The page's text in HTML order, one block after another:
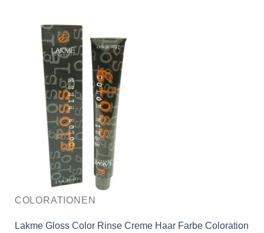
COLORATIONEN
Lakme Gloss Color Rinse Creme Haar Farbe Coloration